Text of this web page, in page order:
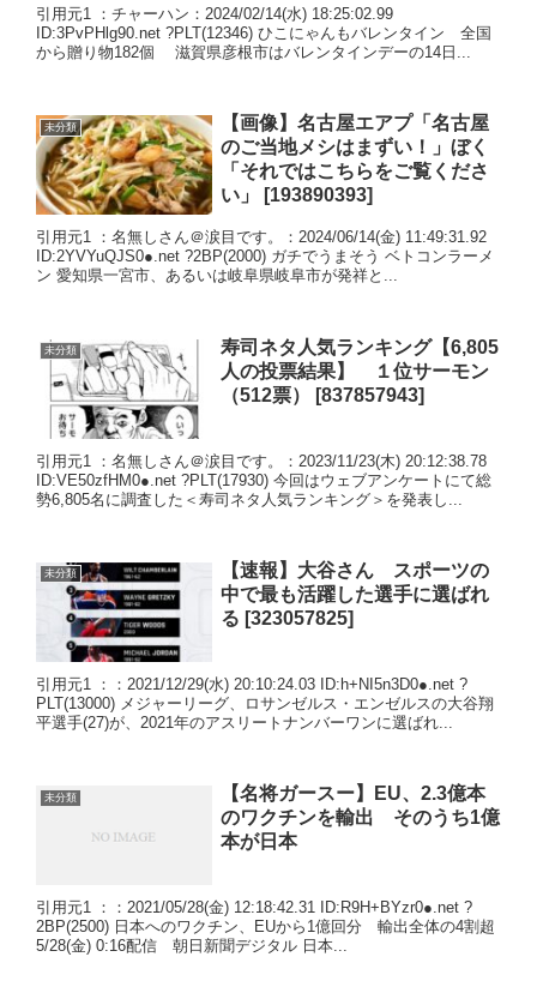
引用元1 ：チャーハン：2024/02/14(水) 18:25:02.99
ID:3PvPHlg90.net ?PLT(12346) ひこにゃんもバレンタイン 全国
から贈り物182個 滋賀県彦根市はバレンタインデーの14日...
未分類
【画像】名古屋エアプ「名古屋
のご当地メシはまずい！」ぼく
「それではこちらをご覧くださ
い」 [193890393]
引用元1 ：名無しさん＠涙目です。：2024/06/14(金) 11:49:31.92
ID:2YVYuQJS0●.net ?2BP(2000) ガチでうまそう ベトコンラーメ
ン 愛知県一宮市、あるいは岐阜県岐阜市が発祥と...
未分類
寿司ネタ人気ランキング【6,805
人の投票結果】 １位サーモン
（512票） [837857943]
引用元1 ：名無しさん＠涙目です。：2023/11/23(木) 20:12:38.78
ID:VE50zfHM0●.net ?PLT(17930) 今回はウェブアンケートにて総
勢6,805名に調査した＜寿司ネタ人気ランキング＞を発表し...
未分類
【速報】大谷さん スポーツの
中で最も活躍した選手に選ばれ
る [323057825]
引用元1 ：：2021/12/29(水) 20:10:24.03 ID:h+NI5n3D0●.net ?
PLT(13000) メジャーリーグ、ロサンゼルス・エンゼルスの大谷翔
平選手(27)が、2021年のアスリートナンバーワンに選ばれ...
未分類
【名将ガースー】EU、2.3億本
のワクチンを輸出 そのうち1億
本が日本
引用元1 ：：2021/05/28(金) 12:18:42.31 ID:R9H+BYzr0●.net ?
2BP(2500) 日本へのワクチン、EUから1億回分 輸出全体の4割超
5/28(金) 0:16配信 朝日新聞デジタル 日本...